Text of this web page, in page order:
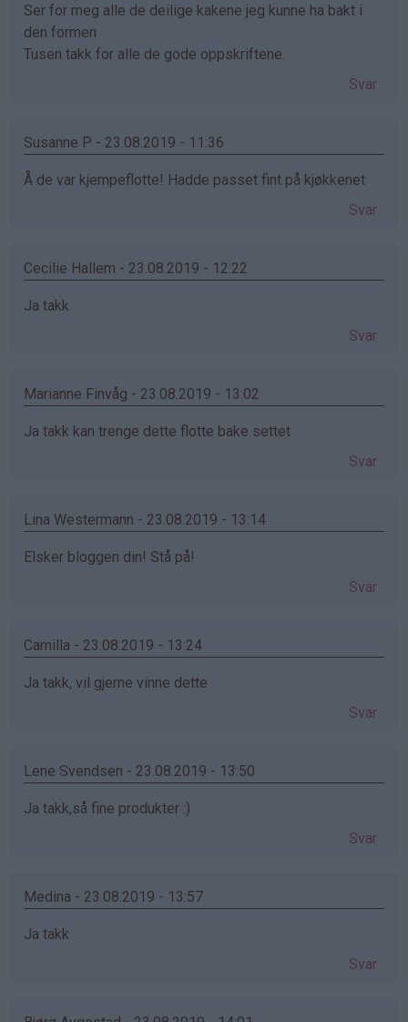
Ser for meg alle de deilige kakene jeg kunne ha bakt i
den formen
Tusen takk for alle de gode oppskriftene.
Svar
Susanne P - 23.08.2019 - 11:36
Å de var kjempeflotte! Hadde passet fint på kjøkkenet
Svar
Cecilie Hallem - 23.08.2019 - 12:22
Ja takk
Svar
Marianne Finvåg - 23.08.2019 - 13:02
Ja takk kan trenge dette flotte bake settet ‍
Svar
Lina Westermann - 23.08.2019 - 13:14
Elsker bloggen din! Stå på!
Svar
Camilla - 23.08.2019 - 13:24
Ja takk, vil gjerne vinne dette
Svar
Lene Svendsen - 23.08.2019 - 13:50
Ja takk,så fine produkter :)
Svar
Medina - 23.08.2019 - 13:57
Ja takk
Svar